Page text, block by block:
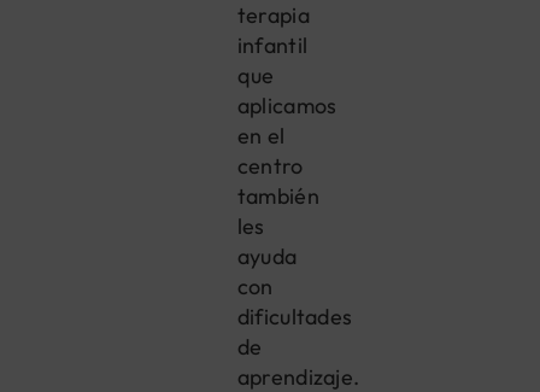
terapia
infantil
que
aplicamos
en el
centro
también
les
ayuda
con
dificultades
de
aprendizaje.